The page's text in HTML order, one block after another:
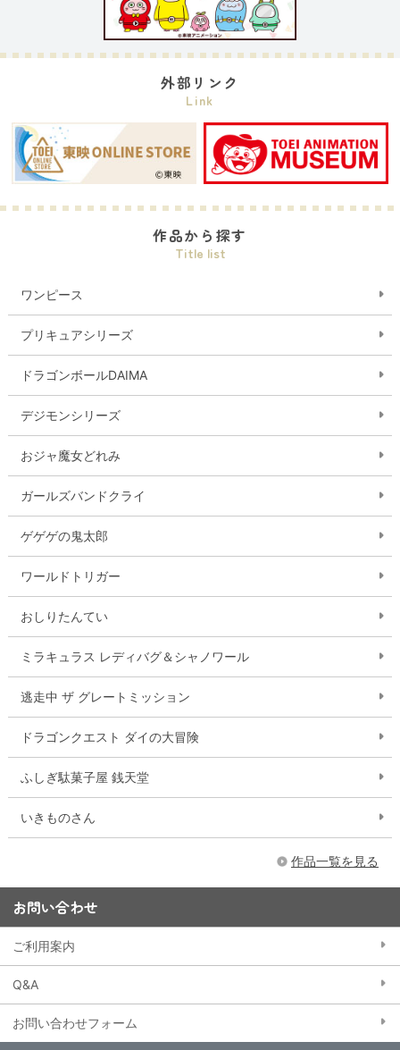
外部リンク
Link
作品から探す
Title list
ワンピース
プリキュアシリーズ
ドラゴンボールDAIMA
デジモンシリーズ
おジャ魔女どれみ
ガールズバンドクライ
ゲゲゲの鬼太郎
ワールドトリガー
おしりたんてい
ミラキュラス レディバグ＆シャノワール
逃走中 ザ グレートミッション
ドラゴンクエスト ダイの大冒険
ふしぎ駄菓子屋 銭天堂
いきものさん
作品一覧を見る
お問い合わせ
ご利用案内
Q&A
お問い合わせフォーム